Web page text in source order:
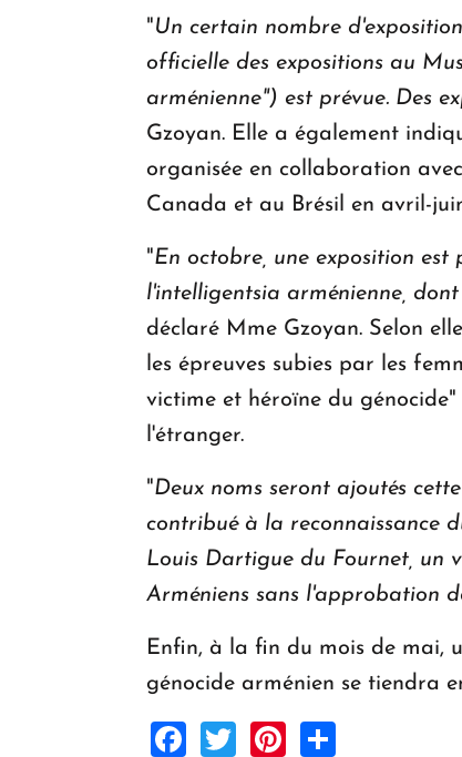
"Un certain nombre
officielle des expositions au
arménienne") est prévue. Des
Gzoyan. Elle a également
organisée en collaboration
Canada et au Brésil en avril-
"En octobre, une exposition est
l'intelligentsia arménienne,
déclaré Mme Gzoyan. Selon
les épreuves subies par les
victime et héroïne du
l'étranger.
"Deux noms seront ajoutés
contribué à la reconnaissance
Louis Dartigue du Fournet, un
Arméniens sans l'approbation
Enfin, à la fin du mois de mai,
génocide arménien se tiendra
Facebook
TwitterPinterest